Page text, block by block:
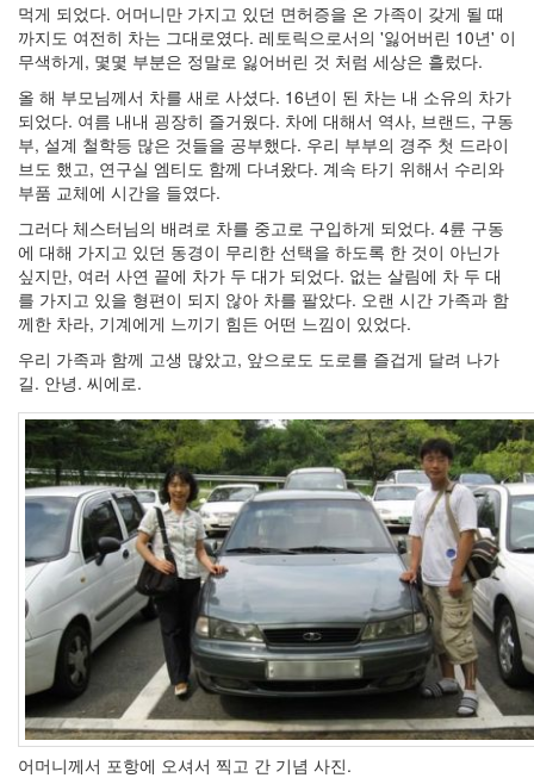
먹게 되었다. 어머니만 가지고 있던 면허증을 온 가족이 갖게 될 때
까지도 여전히 차는 그대로였다. 레토릭으로서의 '잃어버린 10년' 이
무색하게, 몇몇 부분은 정말로 잃어버린 것 처럼 세상은 흘렀다.
올 해 부모님께서 차를 새로 사셨다. 16년이 된 차는 내 소유의 차가
되었다. 여름 내내 굉장히 즐거웠다. 차에 대해서 역사, 브랜드, 구동
부, 설계 철학등 많은 것들을 공부했다. 우리 부부의 경주 첫 드라이
브도 했고, 연구실 엠티도 함께 다녀왔다. 계속 타기 위해서 수리와
부품 교체에 시간을 들였다.
그러다 체스터님의 배려로 차를 중고로 구입하게 되었다. 4륜 구동
에 대해 가지고 있던 동경이 무리한 선택을 하도록 한 것이 아닌가
싶지만, 여러 사연 끝에 차가 두 대가 되었다. 없는 살림에 차 두 대
를 가지고 있을 형편이 되지 않아 차를 팔았다. 오랜 시간 가족과 함
께한 차라, 기계에게 느끼기 힘든 어떤 느낌이 있었다.
우리 가족과 함께 고생 많았고, 앞으로도 도로를 즐겁게 달려 나가
길. 안녕. 씨에로.
어머니께서 포항에 오셔서 찍고 간 기념 사진.
이
드
아
웃
LG
전
자
모
바
일
부
불
효
몇
가
지
계
획
(1)
CODE
keyboard
MX
clear
미
디
어
계,
변
화,
슬
로
우